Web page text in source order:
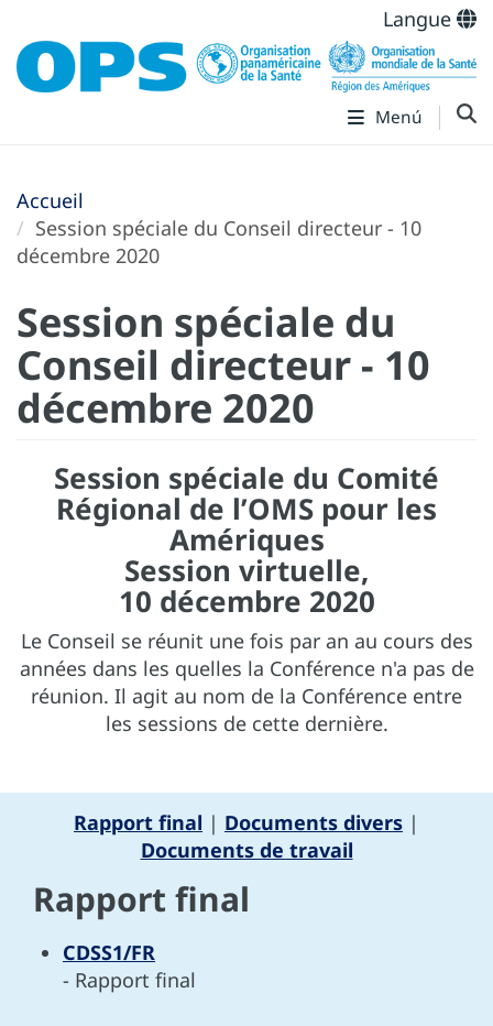
Langue
Menú
Accueil
Session spéciale du Conseil directeur - 10
décembre 2020
Session spéciale du
Conseil directeur - 10
décembre 2020
Session spéciale du Comité
Régional de l’OMS pour les
Amériques
Session virtuelle,
10 décembre 2020
Le Conseil se réunit une fois par an au cours des
années dans les quelles la Conférence n'a pas de
réunion. Il agit au nom de la Conférence entre
les sessions de cette dernière.
Rapport final | Documents divers |
Documents de travail
Rapport final
CDSS1/FR
- Rapport final